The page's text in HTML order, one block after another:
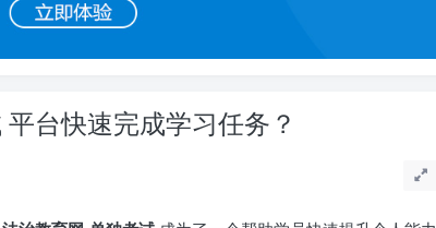
台快速完成学习任务？